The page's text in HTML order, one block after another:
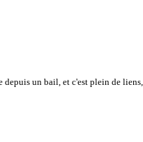
depuis un bail, et c'est plein de